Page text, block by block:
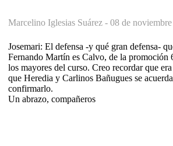
Marcelino Iglesias Suárez - 08 de
Josemari: El defensa -y qué gran defensa-
Fernando Martín es Calvo, de la promoción
los mayores del curso. Creo recordar que
que Heredia y Carlinos Bañugues se
confirmarlo.
Un abrazo, compañeros